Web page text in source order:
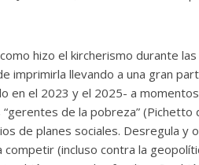
hizo el kircherismo durante
imprimirla llevando a una gran
en el 2023 y el 2025- a
de la pobreza” (Pichetto
de planes sociales. Desregula y
(incluso contra la